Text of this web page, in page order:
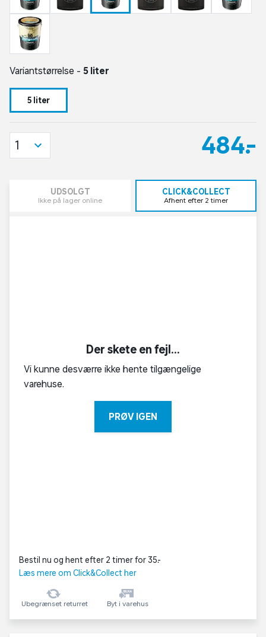
Variantstørrelse - 5 liter
5 liter
484,-
1
UDSOLGT
Ikke på lager online
CLICK&COLLECT
Afhent efter 2 timer
Der skete en fejl...
Vi kunne desværre ikke hente tilgængelige
varehuse.
PRØV IGEN
Bestil nu og hent efter 2 timer for 35,-
Læs mere om Click&Collect her
Ubegrænset returret Byt i varehus